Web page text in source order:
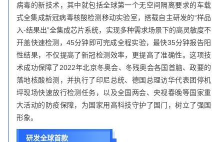
病毒的新技术，其中就包括全球第一个无空间隔离要求的车载
式全集成新冠病毒核酸检测移动实验室，搭载自主研发的“样品
入-结果出”全集成芯片系统，实现多种需求场景下的高灵敏度不
开盖快速检测，45分钟即可完成全程实验，最快35分钟报告阳
性结果，不仅提高了新冠检测效率，更提高了准确性。这项技
术成功保障了2022年北京冬奥会、冬残奥会各国首脑、政要的
落地核酸检测，并执行了印尼总统、德国总理访华代表团停机
坪现场快速放行检测任务，以及全国两会、央视春晚等国家重
大活动的防疫保障，为国家用高科技守护了国门，树立了强国
形象。
研发全球首款